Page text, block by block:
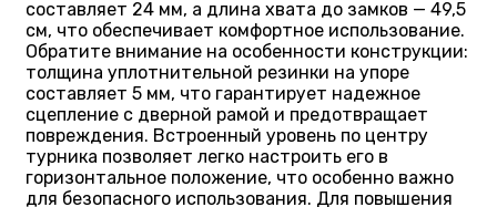
составляет 24 мм, а длина хвата до замков — 49,5
см, что обеспечивает комфортное использование.
Обратите внимание на особенности конструкции:
толщина уплотнительной резинки на упоре
составляет 5 мм, что гарантирует надежное
сцепление с дверной рамой и предотвращает
повреждения. Встроенный уровень по центру
турника позволяет легко настроить его в
горизонтальное положение, что особенно важно
для безопасного использования. Для повышения